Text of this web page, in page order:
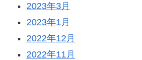
2023年3月
2023年1月
2022年12月
2022年11月